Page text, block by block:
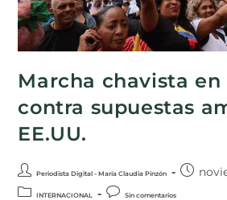
Marcha chavista en
contra supuestas
EE.UU.
Periodista Digital - María Claudia Pinzón
INTERNACIONAL Sin comentarios